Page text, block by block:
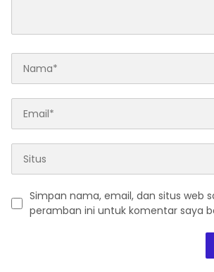
Simpan nama, email, dan situs web
peramban ini untuk komentar saya